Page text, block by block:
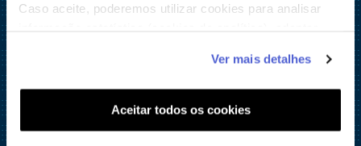
Caso aceite, poderemos utilizar cookies para analisar
funcionalidades (cookies de personalização e
funcionalidade) e adaptar anúncios aos seus interesses
(cookies de publicidade personalizada). Pode gerir a
Ver mais detalhes
Aceitar todos os cookies
Cinemas NOS Marshopping (Matosinhos)
Andreia Cardoso